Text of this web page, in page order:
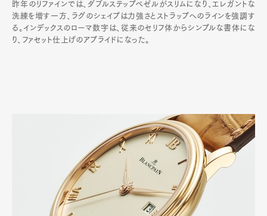
昨年のリファインでは、ダブルステップベゼルがスリムになり、エレガントな
洗練を増す一方、ラグのシェイプは力強さとストラップへのラインを強調す
る。インデックスのローマ数字は、従来のセリフ体からシンプルな書体にな
り、ファセット仕上げのアプライドになった。